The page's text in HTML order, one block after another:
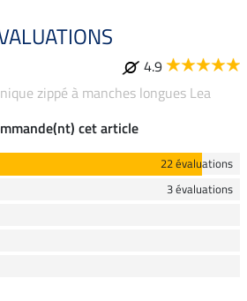
4.9
zippé à manches longues Lea
cet article
22 évaluations
3 évaluations